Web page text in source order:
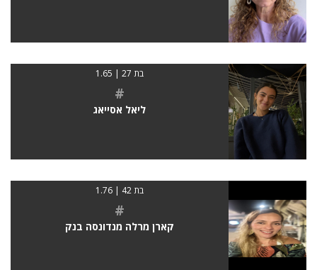
בת 27 | 1.65
#
ליאל אסייאג
בת 42 | 1.76
#
קארן מרלה מנדונסה בנק